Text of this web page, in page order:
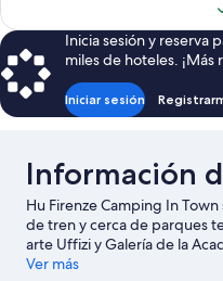
Inicia sesión y reserva
miles de hoteles. ¡Más
Iniciar sesión
Información
Hu Firenze Camping In
de tren y cerca de parques
arte Uffizi y Galería de la
culturales destacados, y
Ver más